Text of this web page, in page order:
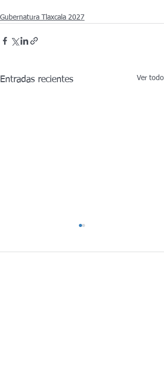
Gubernatura Tlaxcala 2027
Entradas recientes Ver todo